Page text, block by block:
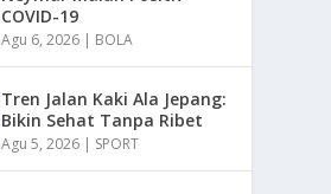
COVID-19
Agu 6, 2026 | BOLA
Tren Jalan Kaki Ala Jepang:
Bikin Sehat Tanpa Ribet
Agu 5, 2026 | SPORT